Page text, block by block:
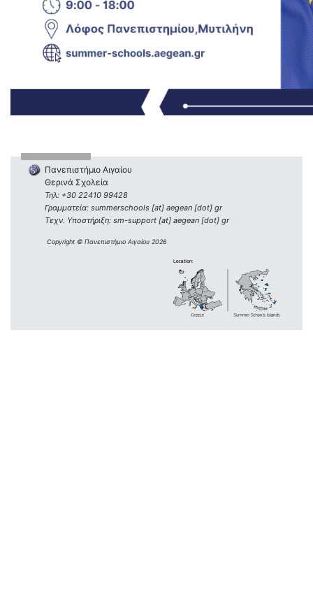
Πανεπιστήμιο Αιγαίου
Θερινά Σχολεία
Τηλ: +30 22410 99428
Γραμματεία: summerschools [at] aegean [dot] gr
Τεχν. Υποστήριξη: sm-support [at] aegean [dot] gr
Copyright © Πανεπιστήμιο Αιγαίου 2026